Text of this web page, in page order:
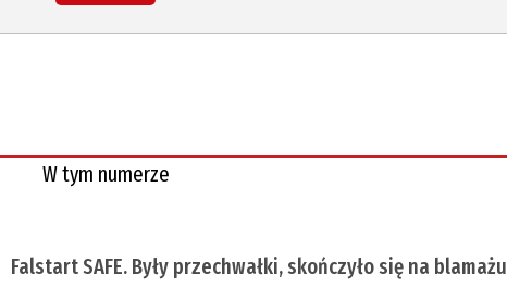
W tym numerze
Falstart SAFE. Były przechwałki, skończyło się na blamażu